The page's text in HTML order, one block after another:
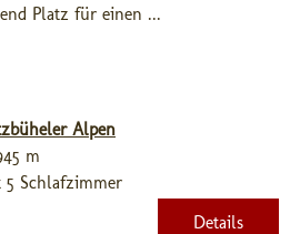
Platz für einen ...
Alpen
m
5 Schlafzimmer
Details